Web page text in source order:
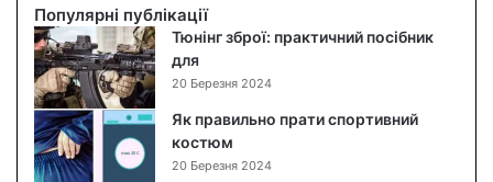
и
й
с
а
л
а
т
:
Популярні публікації
Тюнінг зброї: практичний посібник
для
20 Березня 2024
Як правильно прати спортивний
костюм
20 Березня 2024